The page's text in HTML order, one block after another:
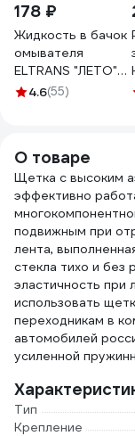
178 ₽
Жидкость в бачок
омывателя
ELTRANS "ЛЕТО"
жевательная
4.6(55)
О товаре
Щетка с высоким
эффективно
подвижным при
лента,
стекла тихо и без
эластичность при
использовать
переходникам в
автомобилей
усиленной
Тип
Крепление